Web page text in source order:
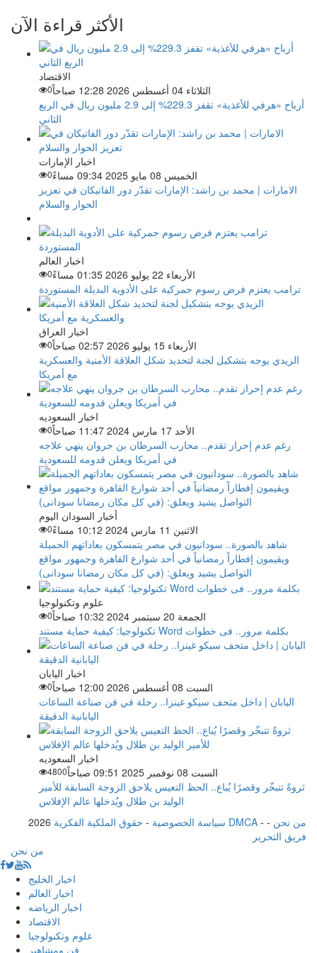
الأكثر قراءة الآن
الاقتصاد
الثلاثاء 04 أغسطس 2026 12:28 صباحاً
0
أرباح «هرفي للأغذية» تقفز 229.3% إلى 2.9 مليون ريال في الربع
الثاني
اخبار الإمارات
الخميس 08 مايو 2025 09:34 مساءً
0
الامارات | محمد بن راشد: الإمارات تقدّر دور الفاتيكان في تعزيز
الحوار والسلام
اخبار العالم
الأربعاء 22 يوليو 2026 01:35 مساءً
0
ترامب يعتزم فرض رسوم جمركية على الأدوية البديلة المستوردة
اخبار العراق
الأربعاء 15 يوليو 2026 02:57 صباحاً
0
الزيدي يوجه بتشكيل لجنة لتحديد شكل العلاقة الأمنية والعسكرية
مع أمريكا
اخبار السعوديه
الأحد 17 مارس 2024 11:47 صباحاً
0
رغم عدم إحراز تقدم.. محارب السرطان بن جروان ينهي علاجه
في أمريكا ويعلن قدومه للسعودية
أخبار السودان اليوم
الاثنين 11 مارس 2024 10:12 مساءً
0
شاهد بالصورة.. سودانيون في مصر يتمسكون بعاداتهم الجميلة
ويقيمون إفطاراً رمضانياً في أحد شوارع القاهرة وجمهور مواقع
التواصل يشيد ويعلق: (في كل مكان رمضانا سودانى)
علوم وتكنولوجيا
الجمعة 20 سبتمبر 2024 10:32 صباحاً
0
تكنولوجيا: كيفية حماية مستند Word بكلمة مرور.. فى خطوات
اخبار اليابان
السبت 08 أغسطس 2026 12:00 صباحاً
0
اليابان | داخل متحف سيكو غينزا.. رحلة في فن صناعة الساعات
اليابانية الدقيقة
اخبار السعوديه
السبت 08 نوفمبر 2025 09:51 صباحاً
4800
ثروةً تتبخّر وقصرًا يُباع.. الحظ التعيس يلاحق الزوجة السابقة للأمير
الوليد بن طلال ويُدخلها عالم الإفلاس
2026
سياسة الخصوصية - حقوق الملكية الفكرية DMCA - من نحن -
فريق التحرير
من نحن
اخبار الخليج
اخبار العالم
اخبار الرياضه
الاقتصاد
علوم وتكنولوجيا
فن ومشاهير